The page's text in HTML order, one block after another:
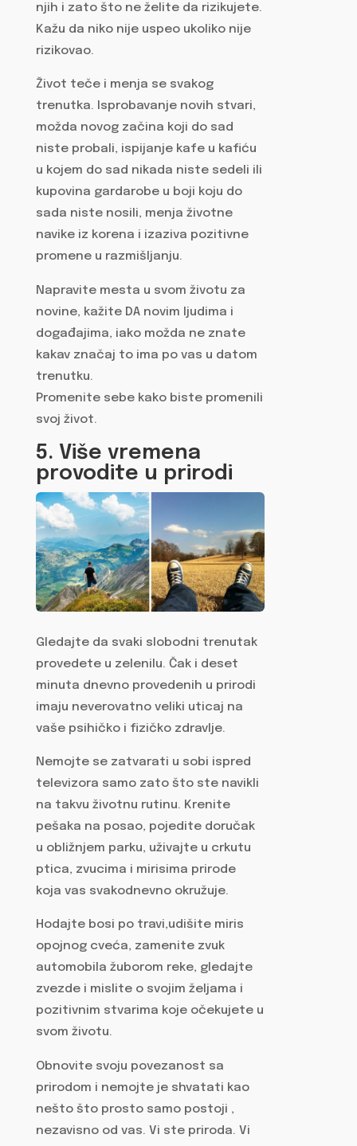
njih i zato što ne želite da rizikujete.
Kažu da niko nije uspeo ukoliko nije
rizikovao.
Život teče i menja se svakog
trenutka. Isprobavanje novih stvari,
možda novog začina koji do sad
niste probali, ispijanje kafe u kafiću
u kojem do sad nikada niste sedeli ili
kupovina gardarobe u boji koju do
sada niste nosili, menja životne
navike iz korena i izaziva pozitivne
promene u razmišljanju.
Napravite mesta u svom životu za
novine, kažite DA novim ljudima i
događajima, iako možda ne znate
kakav značaj to ima po vas u datom
trenutku.
Promenite sebe kako biste promenili
svoj život.
5. Više vremena
provodite u prirodi
Gledajte da svaki slobodni trenutak
provedete u zelenilu. Čak i deset
minuta dnevno provedenih u prirodi
imaju neverovatno veliki uticaj na
vaše psihičko i fizičko zdravlje.
Nemojte se zatvarati u sobi ispred
televizora samo zato što ste navikli
na takvu životnu rutinu. Krenite
pešaka na posao, pojedite doručak
u obližnjem parku, uživajte u crkutu
ptica, zvucima i mirisima prirode
koja vas svakodnevno okružuje.
Hodajte bosi po travi,udišite miris
opojnog cveća, zamenite zvuk
automobila žuborom reke, gledajte
zvezde i mislite o svojim željama i
pozitivnim stvarima koje očekujete u
svom životu.
Obnovite svoju povezanost sa
prirodom i nemojte je shvatati kao
nešto što prosto samo postoji ,
nezavisno od vas. Vi ste priroda. Vi